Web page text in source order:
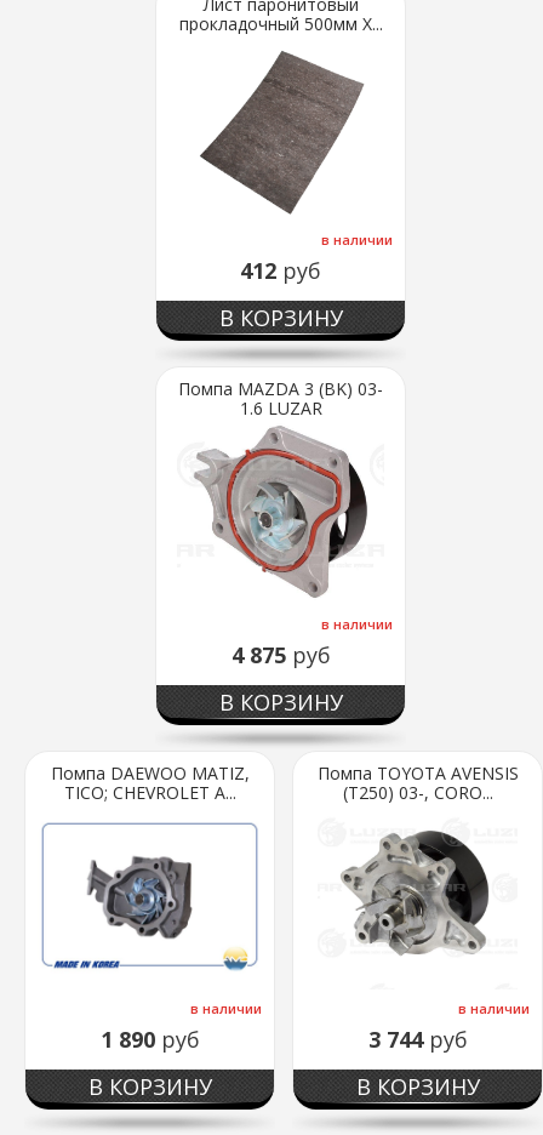
прокладочный 500мм Х...
в наличии
412 руб
В КОРЗИНУ
Помпа MAZDA 3 (BK) 03-
1.6 LUZAR
в наличии
4 875 руб
В КОРЗИНУ
Помпа DAEWOO MATIZ,
TICO; CHEVROLET A...
в наличии
1 890 руб
В КОРЗИНУ
Помпа TOYOTA AVENSIS
(T250) 03-, CORO...
в наличии
3 744 руб
В КОРЗИНУ